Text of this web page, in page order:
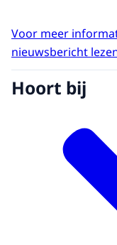
Voor meer
nieuwsbericht
Hoort bij